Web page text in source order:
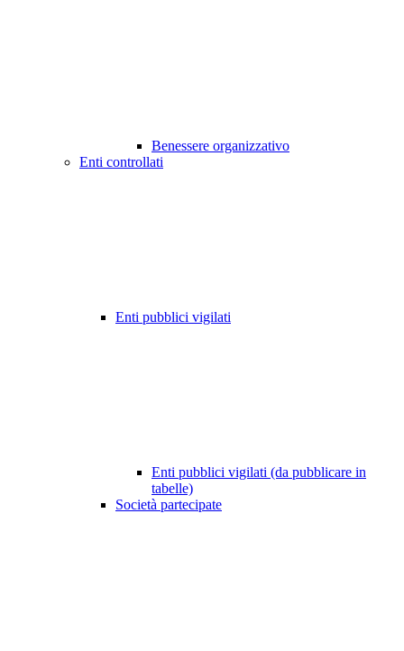
Benessere organizzativo
Enti controllati
Enti pubblici vigilati
Enti pubblici vigilati (da pubblicare in
tabelle)
Società partecipate